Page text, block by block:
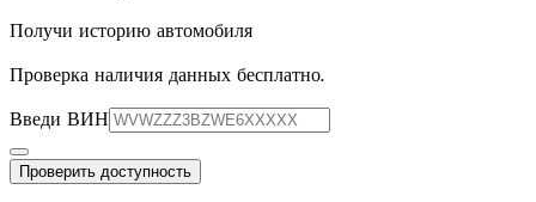
Получи историю автомобиля
Проверка наличия данных бесплатно.
Введи ВИН
Проверить доступность